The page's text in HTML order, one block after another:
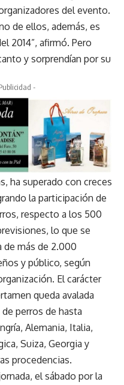
del evento.
de ellos, además, es
2014”, afirmó. Pero
y sorprendían por su
-
ha superado con creces
la participación de
respecto a los 500
lo que se
de más de 2.000
y público, según
El carácter
queda avalada
perros de hasta
Alemania, Italia,
Suiza, Georgia y
procedencias.
el sábado por la